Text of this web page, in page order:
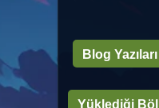
Blog Yazıları
Yüklediği